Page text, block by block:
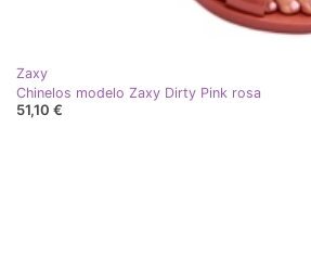
Zaxy
Chinelos modelo Zaxy Dirty Pink rosa
51,10 €